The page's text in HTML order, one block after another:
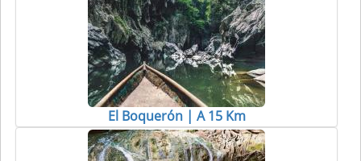
El Boquerón | A 15 Km